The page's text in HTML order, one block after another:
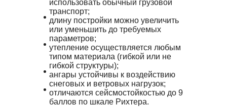
использовать обычный грузовой
транспорт;
длину постройки можно увеличить
или уменьшить до требуемых
параметров;
утепление осуществляется любым
типом материала (гибкой или не
гибкой структуры);
ангары устойчивы к воздействию
снеговых и ветровых нагрузок;
отличаются сейсмостойкостью до 9
баллов по шкале Рихтера.